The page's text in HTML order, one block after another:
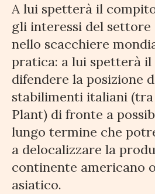
A lui spetterà il
gli interessi del
nello scacchiere
pratica: a lui spetterà
difendere la posizione
stabilimenti italiani (tra
Plant) di fronte a
lungo termine che
a delocalizzare la
continente americano
asiatico.